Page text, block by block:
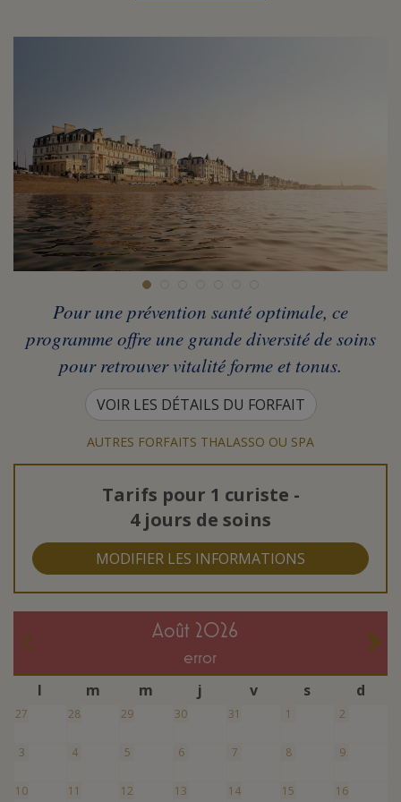
Pour une prévention santé optimale, ce
programme offre une grande diversité de soins
pour retrouver vitalité forme et tonus.
VOIR LES DÉTAILS DU FORFAIT
AUTRES FORFAITS THALASSO OU SPA
Tarifs pour 1 curiste -
4 jours de soins
MODIFIER LES INFORMATIONS
août 2026
error
l m m j v s d
27 28 29 30 31 1 2
3 4 5 6 7 8 9
10 11 12 13 14 15 16